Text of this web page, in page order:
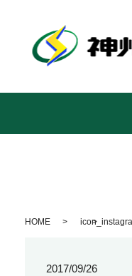
HOME
2017/09/26